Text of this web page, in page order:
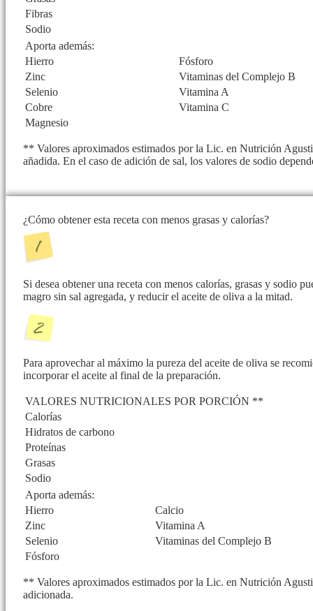
Fibras
Sodio
Aporta además:
Hierro
Fósforo
Zinc
Vitaminas del Complejo B
Selenio
Vitamina A
Cobre
Vitamina C
Magnesio
** Valores aproximados estimados por la Lic. en Nutrición
añadida. En el caso de adición de sal, los valores de sodio
¿Cómo obtener esta receta con menos grasas y calorías?
Si desea obtener una receta con menos calorías, grasas y sodio
magro sin sal agregada, y reducir el aceite de oliva a la mitad.
Para aprovechar al máximo la pureza del aceite de oliva se
incorporar el aceite al final de la preparación.
VALORES NUTRICIONALES POR PORCIÓN **
Calorías
Hidratos de carbono
Proteínas
Grasas
Sodio
Aporta además:
Hierro
Calcio
Zinc
Vitamina A
Selenio
Vitaminas del Complejo B
Fósforo
** Valores aproximados estimados por la Lic. en Nutrición
adicionada.